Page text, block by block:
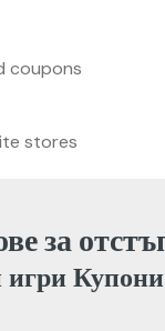
coupons
stores
за